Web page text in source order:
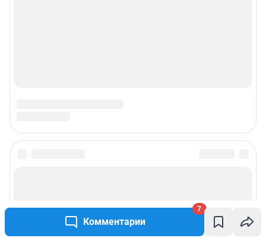
Комментарии
7